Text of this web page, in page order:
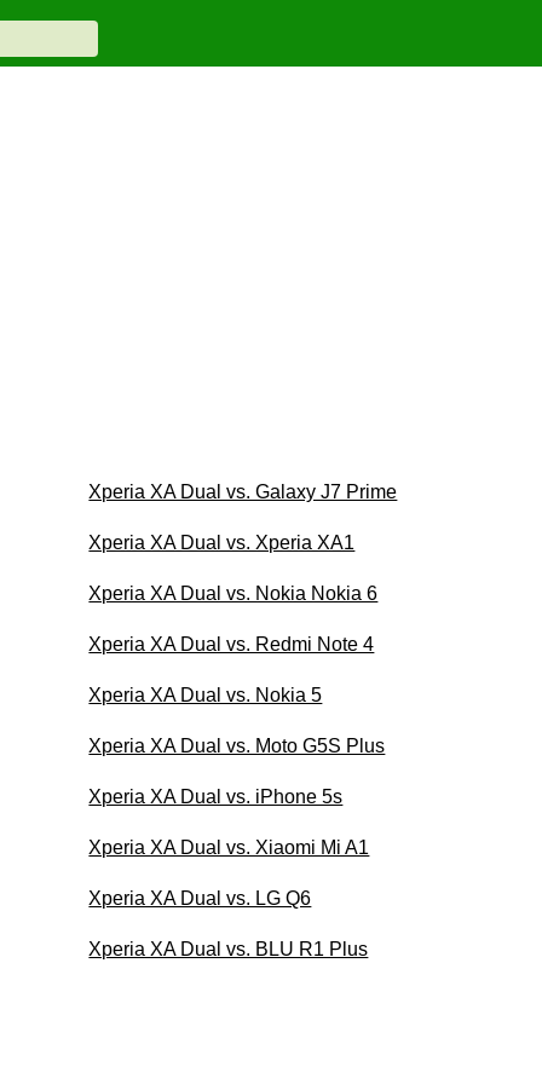
Xperia XA Dual vs. Galaxy J7 Prime
Xperia XA Dual vs. Xperia XA1
Xperia XA Dual vs. Nokia Nokia 6
Xperia XA Dual vs. Redmi Note 4
Xperia XA Dual vs. Nokia 5
Xperia XA Dual vs. Moto G5S Plus
Xperia XA Dual vs. iPhone 5s
Xperia XA Dual vs. Xiaomi Mi A1
Xperia XA Dual vs. LG Q6
Xperia XA Dual vs. BLU R1 Plus